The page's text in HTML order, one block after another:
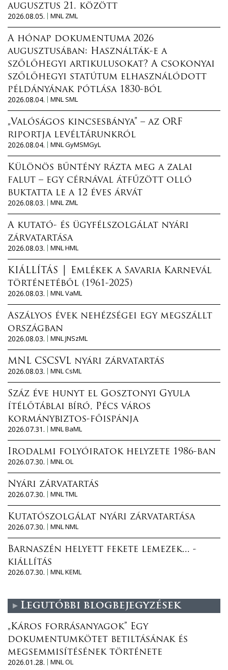
augusztus 21. között
2026.08.05.
MNL ZML
A hónap dokumentuma 2026
augusztusában: Használták-e a
szőlőhegyi artikulusokat? A csokonyai
szőlőhegyi statútum elhasználódott
példányának pótlása 1830-ból
2026.08.04.
MNL SML
„Valóságos kincsesbánya” – az ORF
riportja levéltárunkról
2026.08.04.
MNL GyMSMGyL
Különös bűntény rázta meg a zalai
falut – egy cérnával átfűzött olló
buktatta le a 12 éves árvát
2026.08.03.
MNL ZML
A kutató- és ügyfélszolgálat nyári
zárvatartása
2026.08.03.
MNL HML
KIÁLLÍTÁS │ Emlékek a Savaria Karnevál
történetéből (1961-2025)
2026.08.03.
MNL VaML
Aszályos évek nehézségei egy megszállt
országban
2026.08.03.
MNL JNSzML
MNL CSCSVL nyári zárvatartás
2026.08.03.
MNL CsML
Száz éve hunyt el Gosztonyi Gyula
ítélőtáblai bíró, Pécs város
kormánybiztos-főispánja
2026.07.31.
MNL BaML
Irodalmi folyóiratok helyzete 1986-ban
2026.07.30.
MNL OL
Nyári zárvatartás
2026.07.30.
MNL TML
Kutatószolgálat nyári zárvatartása
2026.07.30.
MNL NML
Barnaszén helyett fekete lemezek... -
kiállítás
2026.07.30.
MNL KEML
Legutóbbi blogbejegyzések
„Káros forrásanyagok” Egy
dokumentumkötet betiltásának és
megsemmisítésének története
2026.01.28.
MNL OL